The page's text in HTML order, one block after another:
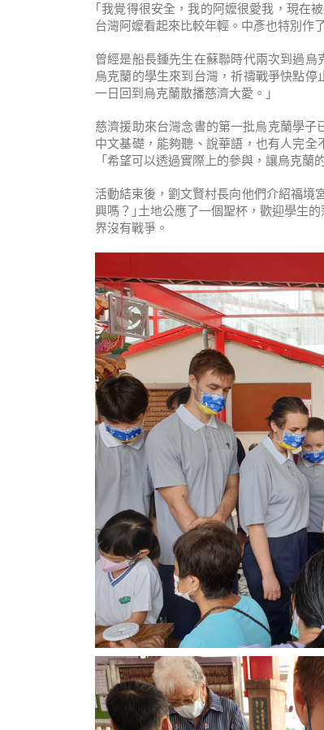
｢我覺得很安全，我的阿嬤很愛我，現在
台灣阿嬤看起來比較年輕。中彥也特別作
曾經是船長鍾先生在蘇聯時代兩次到過
烏克蘭的學生來到台灣，祈禱戰爭快點
一日回到烏克蘭散播慈濟大愛。」
慈濟援助來台灣念書的第一批烏克蘭學
中文基礎，能夠聽、說華語，也有人完全
「希望可以透過實際上的參與，讓烏克蘭
活動結束後，劉文賢村長向他們介紹福境
興嗎？｣土地公應了一個聖杯，歡迎學生
界沒有戰爭。